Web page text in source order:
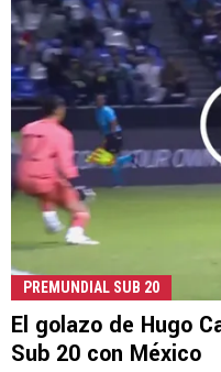
PREMUNDIAL SUB 20
El golazo de Hugo
Sub 20 con México